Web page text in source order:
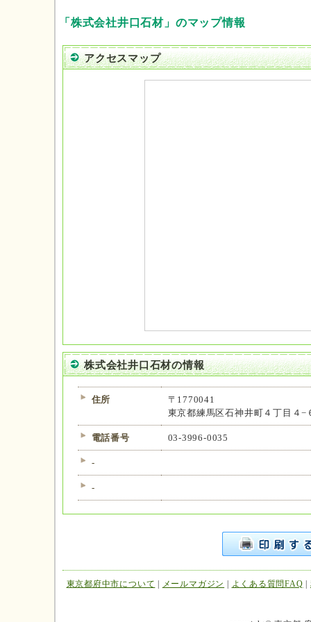
「株式会社井口石材」のマップ情報
アクセスマップ
株式会社井口石材の情報
住所
〒1770041
東京都練馬区石神井町４丁目４−
電話番号 03-3996-0035
-
-
東京都府中市について メールマガジン よくある質問FAQ